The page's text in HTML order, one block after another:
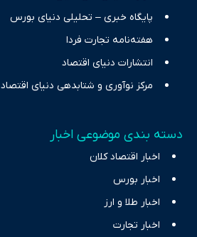
پایگاه خبری – تحلیلی دنیای بورس
هفته‌نامه تجارت فردا
انتشارات دنیای اقتصاد
مرکز نوآوری و شتابدهی دنیای اقتصاد
دسته بندی موضوعی اخبار
اخبار اقتصاد کلان
اخبار بورس
اخبار طلا و ارز
اخبار تجارت